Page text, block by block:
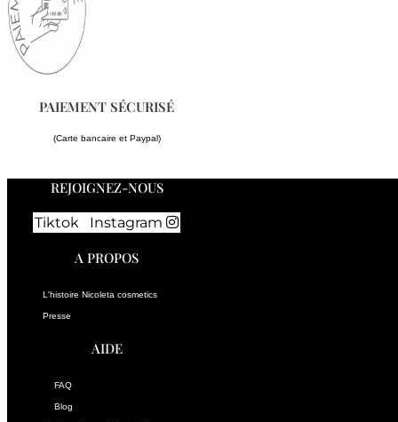
PAIEMENT SÉCURISÉ
(Carte bancaire et Paypal)
REJOIGNEZ-NOUS
Tiktok Instagram
A PROPOS
L'histoire Nicoleta cosmetics
Presse
AIDE
FAQ
Blog